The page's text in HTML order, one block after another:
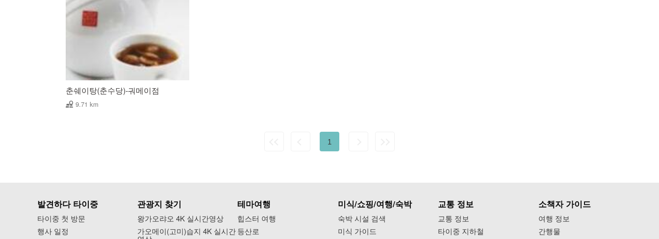
춘쉐이탕(춘수당)-궈메이점
9.71 km
1
발견하다 타이중
타이중 첫 방문
행사 일정
관광지 찾기
왕가오랴오 4K 실시간영상
가오메이(고미)습지 4K 실시간
테마여행
힙스터 여행
등산로
미식/쇼핑/여행/숙박
숙박 시설 검색
미식 가이드
교통 정보
교통 정보
타이중 지하철
소책자 가이드
여행 정보
간행물